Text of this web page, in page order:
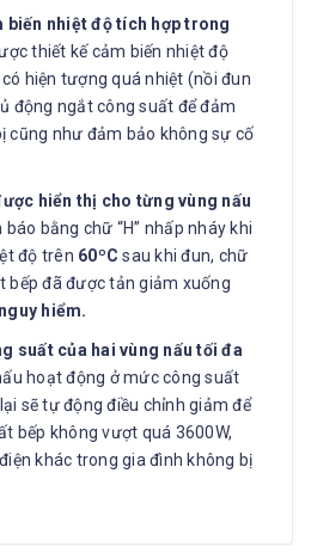
biến nhiệt độ tích hợp trong
thiết kế cảm biến nhiệt độ
hiện tượng quá nhiệt (nồi đun
động ngắt công suất để đảm
cũng như đảm bảo không sự cố
hiển thị cho từng vùng nấu
báo bằng chữ “H” nhấp nháy khi
độ trên 60ºC sau khi đun, chữ
bếp đã được tản giảm xuống
hiểm.
suất của hai vùng nấu tối đa
hoạt động ở mức công suất
sẽ tự động điều chỉnh giảm để
bếp không vượt quá 3600W,
khác trong gia đình không bị